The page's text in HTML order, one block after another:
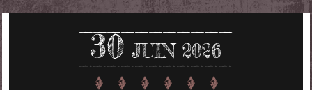
30 JUIN 2026